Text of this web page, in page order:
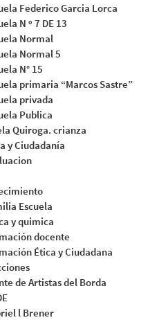
Federico Garcia Lorca
N º 7 DE 13
Normal
Normal 5
N° 15
primaria “Marcos Sastre”
privada
Publica
Quiroga. crianza
y Ciudadanía
Escuela
y quimica
docente
Ética y Ciudadana
de Artistas del Borda
l Brener